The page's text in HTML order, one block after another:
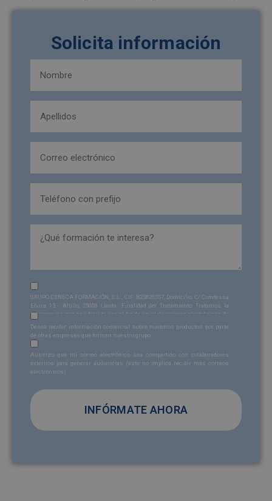
Solicita información
apellidos
(Obligatorio)
(Obligatorio)
(Obligatorio)
Sin
nombre
(Obligatorio)
GRUPO ESNECA FORMACIÓN, S.L., CIF: B25825357, Domicilio: C/ Comtessa
Elvira 13 - Altillo, 25008 Lleida. Finalidad del Tratamiento: Tratamos la
información que nos facilita con el fin de enviarle correos electrónicos de
productos que fueran de su interés. Legitimación del tratamiento:
Consentimiento del interesado. Derechos: Puede ejercitar sus derechos
identificándose suficientemente, dirigiéndose a la dirección
admin@grupoesneca.com . Para más información consulte nuestra
Política de Privacidad. Desea recibir información comercial (vía telefónica
y/o email):
Sin
nombre
Desea recibir información comercial sobre nuestros productos por parte
de otras empresas que forman nuestro grupo:
Sin
nombre
Autorizo que mi correo electrónico sea compartido con colaboradores
externos para generar audiencias (esto no implica recibir más correos
electrónicos):
l